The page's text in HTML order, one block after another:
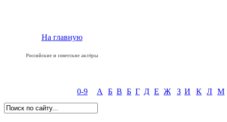
На главную
Российские и советские актёры
0-9 А Б В Б Г Д Е Ж З И К Л М